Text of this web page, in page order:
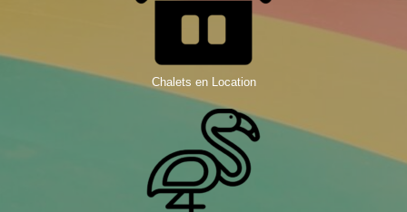
Chalets en Location